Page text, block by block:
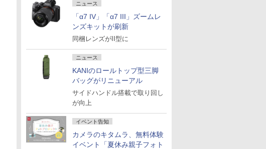
ニュース
「α7 IV」「α7 III」ズームレ
ンズキットが刷新
同梱レンズがII型に
ニュース
KANIのロールトップ型三脚
バッグがリニューアル
サイドハンドル搭載で取り回し
が向上
イベント告知
カメラのキタムラ、無料体験
イベント「夏休み親子フォト